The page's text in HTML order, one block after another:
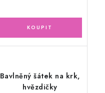
Bavlněný šátek na krk,
hvězdičky